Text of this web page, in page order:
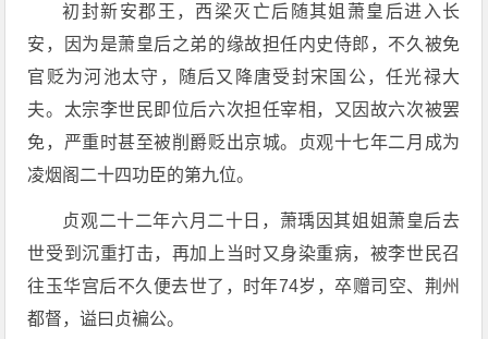
初封新安郡王，西梁灭亡后随其姐萧皇后进入长
安，因为是萧皇后之弟的缘故担任内史侍郎，不久被免
官贬为河池太守，随后又降唐受封宋国公，任光禄大
夫。太宗李世民即位后六次担任宰相，又因故六次被罢
免，严重时甚至被削爵贬出京城。贞观十七年二月成为
凌烟阁二十四功臣的第九位。
贞观二十二年六月二十日，萧瑀因其姐姐萧皇后去
世受到沉重打击，再加上当时又身染重病，被李世民召
往玉华宫后不久便去世了，时年74岁，卒赠司空、荆州
都督，谥曰贞褊公。